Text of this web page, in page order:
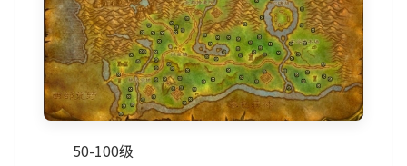
50-100级